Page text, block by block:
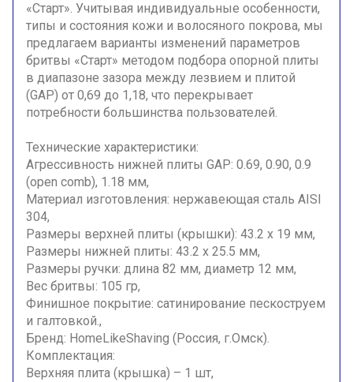
«Старт». Учитывая индивидуальные особенности,
типы и состояния кожи и волосяного покрова, мы
предлагаем варианты изменений параметров
бритвы «Старт» методом подбора опорной плиты
в диапазоне зазора между лезвием и плитой
(GAP) от 0,69 до 1,18, что перекрывает
потребности большинства пользователей.
Технические характеристики:
Агрессивность нижней плиты GAP: 0.69, 0.90, 0.9
(open comb), 1.18 мм,
Материал изготовления: нержавеющая сталь AISI
304,
Размеры верхней плиты (крышки): 43.2 х 19 мм,
Размеры нижней плиты: 43.2 х 25.5 мм,
Размеры ручки: длина 82 мм, диаметр 12 мм,
Вес бритвы: 105 гр,
Финишное покрытие: сатинирование пескоструем
и галтовкой.,
Бренд: HomeLikeShaving (Россия, г.Омск).
Комплектация:
Верхняя плита (крышка) – 1 шт,